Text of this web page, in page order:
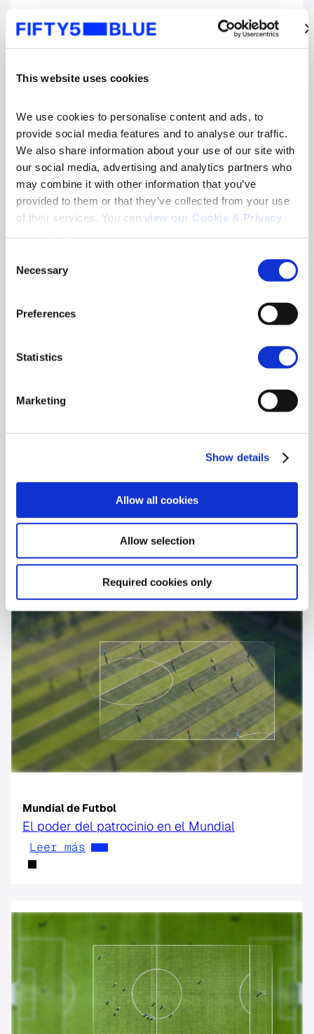
This website uses cookies
We use cookies to personalise content and ads, to
provide social media features and to analyse our traffic.
We also share information about your use of our site with
our social media, advertising and analytics partners who
may combine it with other information that you’ve
provided to them or that they’ve collected from your use
of their services. You can view our Cookie & Privacy
Selection
Necessary
Preferences
Statistics
Marketing
Show details
Allow all cookies
Allow selection
Required cookies only
Mundial de Futbol
El factor Ancelotti y el poder de la influencia
en el marketing deportivo
América Latina, la audiencia más apasionada
del mundo
Mundial de Futbol
El poder del patrocinio en el Mundial
Leer más